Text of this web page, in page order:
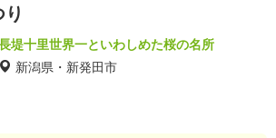
堤十里世界一といわしめた桜の名所
新潟県・新発田市